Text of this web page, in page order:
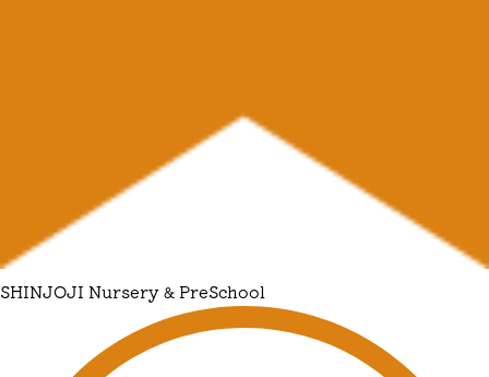
SHINJOJI Nursery & PreSchool